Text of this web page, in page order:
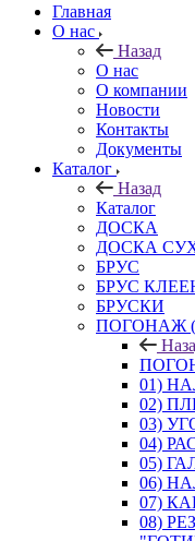
Главная
О нас
Назад
О нас
О компании
Новости
Контакты
Документы
Каталог
Назад
Каталог
ДОСКА
ДОСКА
БРУС
БРУС
БРУСКИ
ПОГОНАЖ
01)
02)
03)
04)
05)
06)
07)
08)